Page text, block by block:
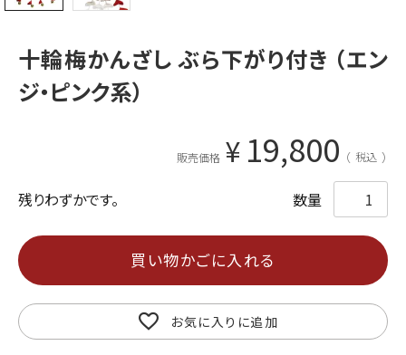
十輪梅かんざし ぶら下がり付き （エン
ジ・ピンク系）
販売価格 ¥ 19,800 税込
残りわずかです。
お気に入りに追加
買い物かごに入れる